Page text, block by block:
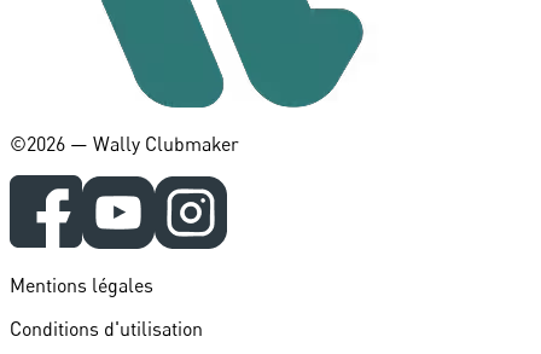
©️2026 — Wally Clubmaker
Mentions légales
Conditions d'utilisation